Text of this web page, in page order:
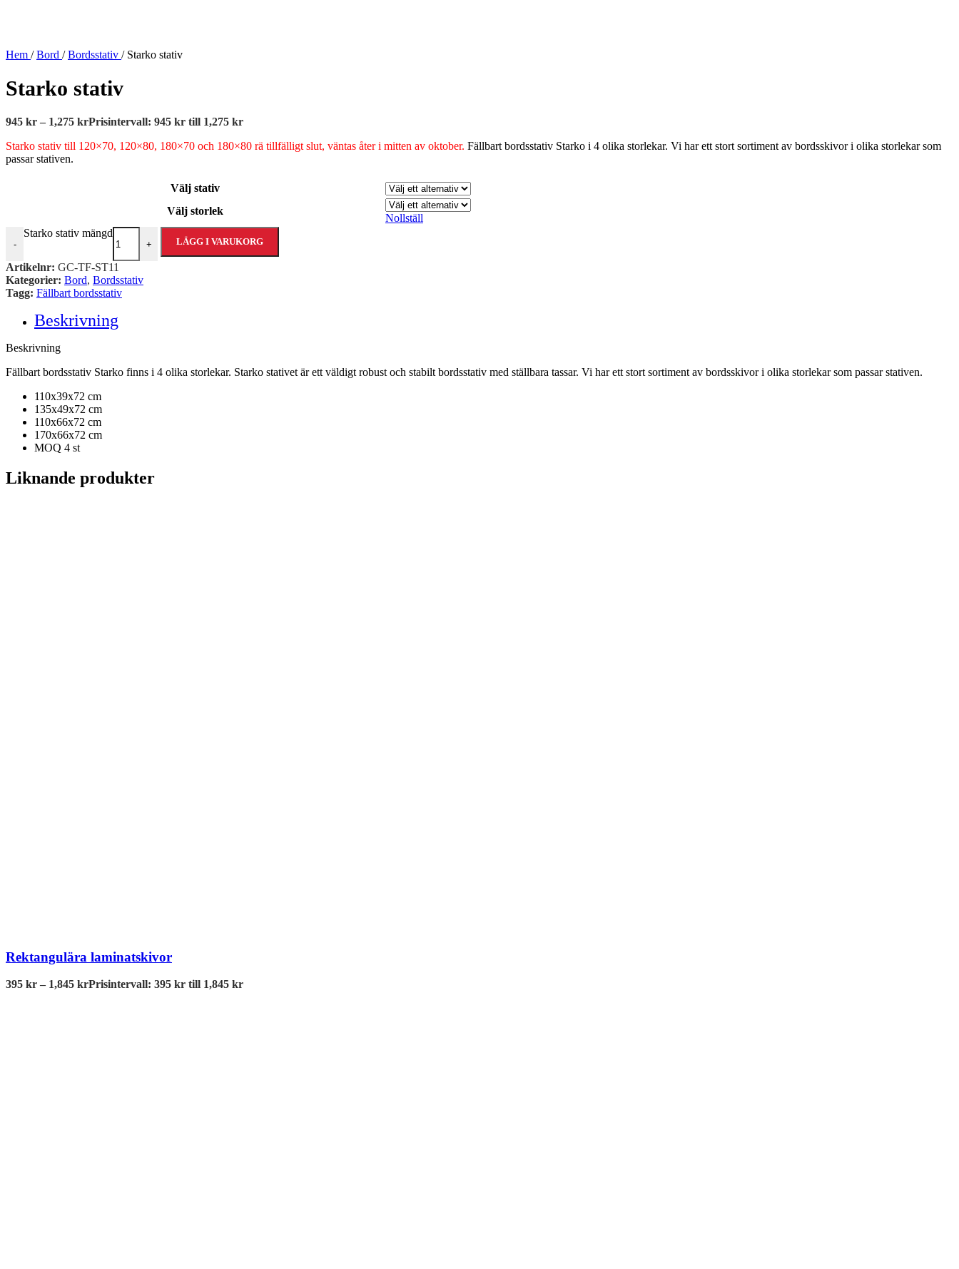
Hem / Bord / Bordsstativ / Starko stativ
Starko stativ
945 kr – 1,275 krPrisintervall: 945 kr till 1,275 kr
Starko stativ till 120×70, 120×80, 180×70 och 180×80 rä tillfälligt slut, väntas åter i mitten av oktober. Fällbart bordsstativ Starko i 4 olika storlekar. Vi har ett stort sortiment av bordsskivor i olika storlekar som
passar stativen.
Välj stativ
Välj storlek
Nollställ
-
Starko stativ mängd
+ LÄGG I VARUKORG
Artikelnr: GC-TF-ST11
Kategorier: Bord, Bordsstativ
Tagg: Fällbart bordsstativ
Beskrivning
Beskrivning
Fällbart bordsstativ Starko finns i 4 olika storlekar. Starko stativet är ett väldigt robust och stabilt bordsstativ med ställbara tassar. Vi har ett stort sortiment av bordsskivor i olika storlekar som passar stativen.
110x39x72 cm
135x49x72 cm
110x66x72 cm
170x66x72 cm
MOQ 4 st
Liknande produkter
Rektangulära laminatskivor
395 kr – 1,845 krPrisintervall: 395 kr till 1,845 kr